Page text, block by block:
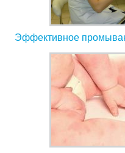
Эффективное